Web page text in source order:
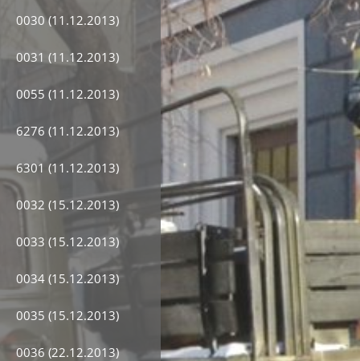
0030 (11.12.2013)
0031 (11.12.2013)
0055 (11.12.2013)
6276 (11.12.2013)
6301 (11.12.2013)
0032 (15.12.2013)
0033 (15.12.2013)
0034 (15.12.2013)
0035 (15.12.2013)
0036 (22.12.2013)